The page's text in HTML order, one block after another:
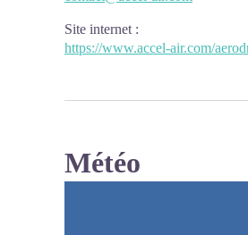
Site internet :
https://www.accel-air.com/
Météo